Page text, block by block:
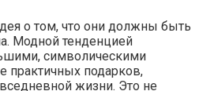
о том, что они должны быть
Модной тенденцией
символическими
практичных подарков,
жизни. Это не